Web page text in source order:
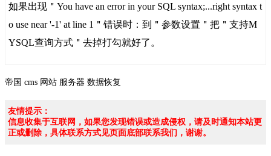
如果出现＂You have an error in your SQL syntax;...right syntax t
o use near '-1' at line 1＂错误时：到＂参数设置＂把＂支持M
YSQL查询方式＂去掉打勾就好了。
帝国 cms 网站 服务器 数据恢复
友情提示：
信息收集于互联网，如果您发现错误或造成侵权，请及时通知本站更
正或删除，具体联系方式见页面底部联系我们，谢谢。